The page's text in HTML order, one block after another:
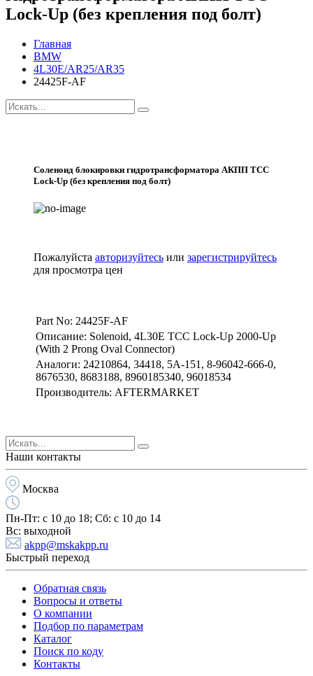
Lock-Up (без крепления под болт)
Главная
BMW
4L30E/AR25/AR35
24425F-AF
Соленоид блокировки гидротрансформатора АКПП TCC
Lock-Up (без крепления под болт)
Пожалуйста авторизуйтесь или зарегистрируйтесь
для просмотра цен
Part No: 24425F-AF
Описание: Solenoid, 4L30E TCC Lock-Up 2000-Up
(With 2 Prong Oval Connector)
Аналоги: 24210864, 34418, 5A-151, 8-96042-666-0,
8676530, 8683188, 8960185340, 96018534
Производитель: AFTERMARKET
Наши контакты
Москва
Пн-Пт: с 10 до 18; Cб: с 10 до 14
Вс: выходной
akpp@mskakpp.ru
Быстрый переход
Обратная связь
Вопросы и ответы
О компании
Подбор по параметрам
Каталог
Поиск по коду
Контакты